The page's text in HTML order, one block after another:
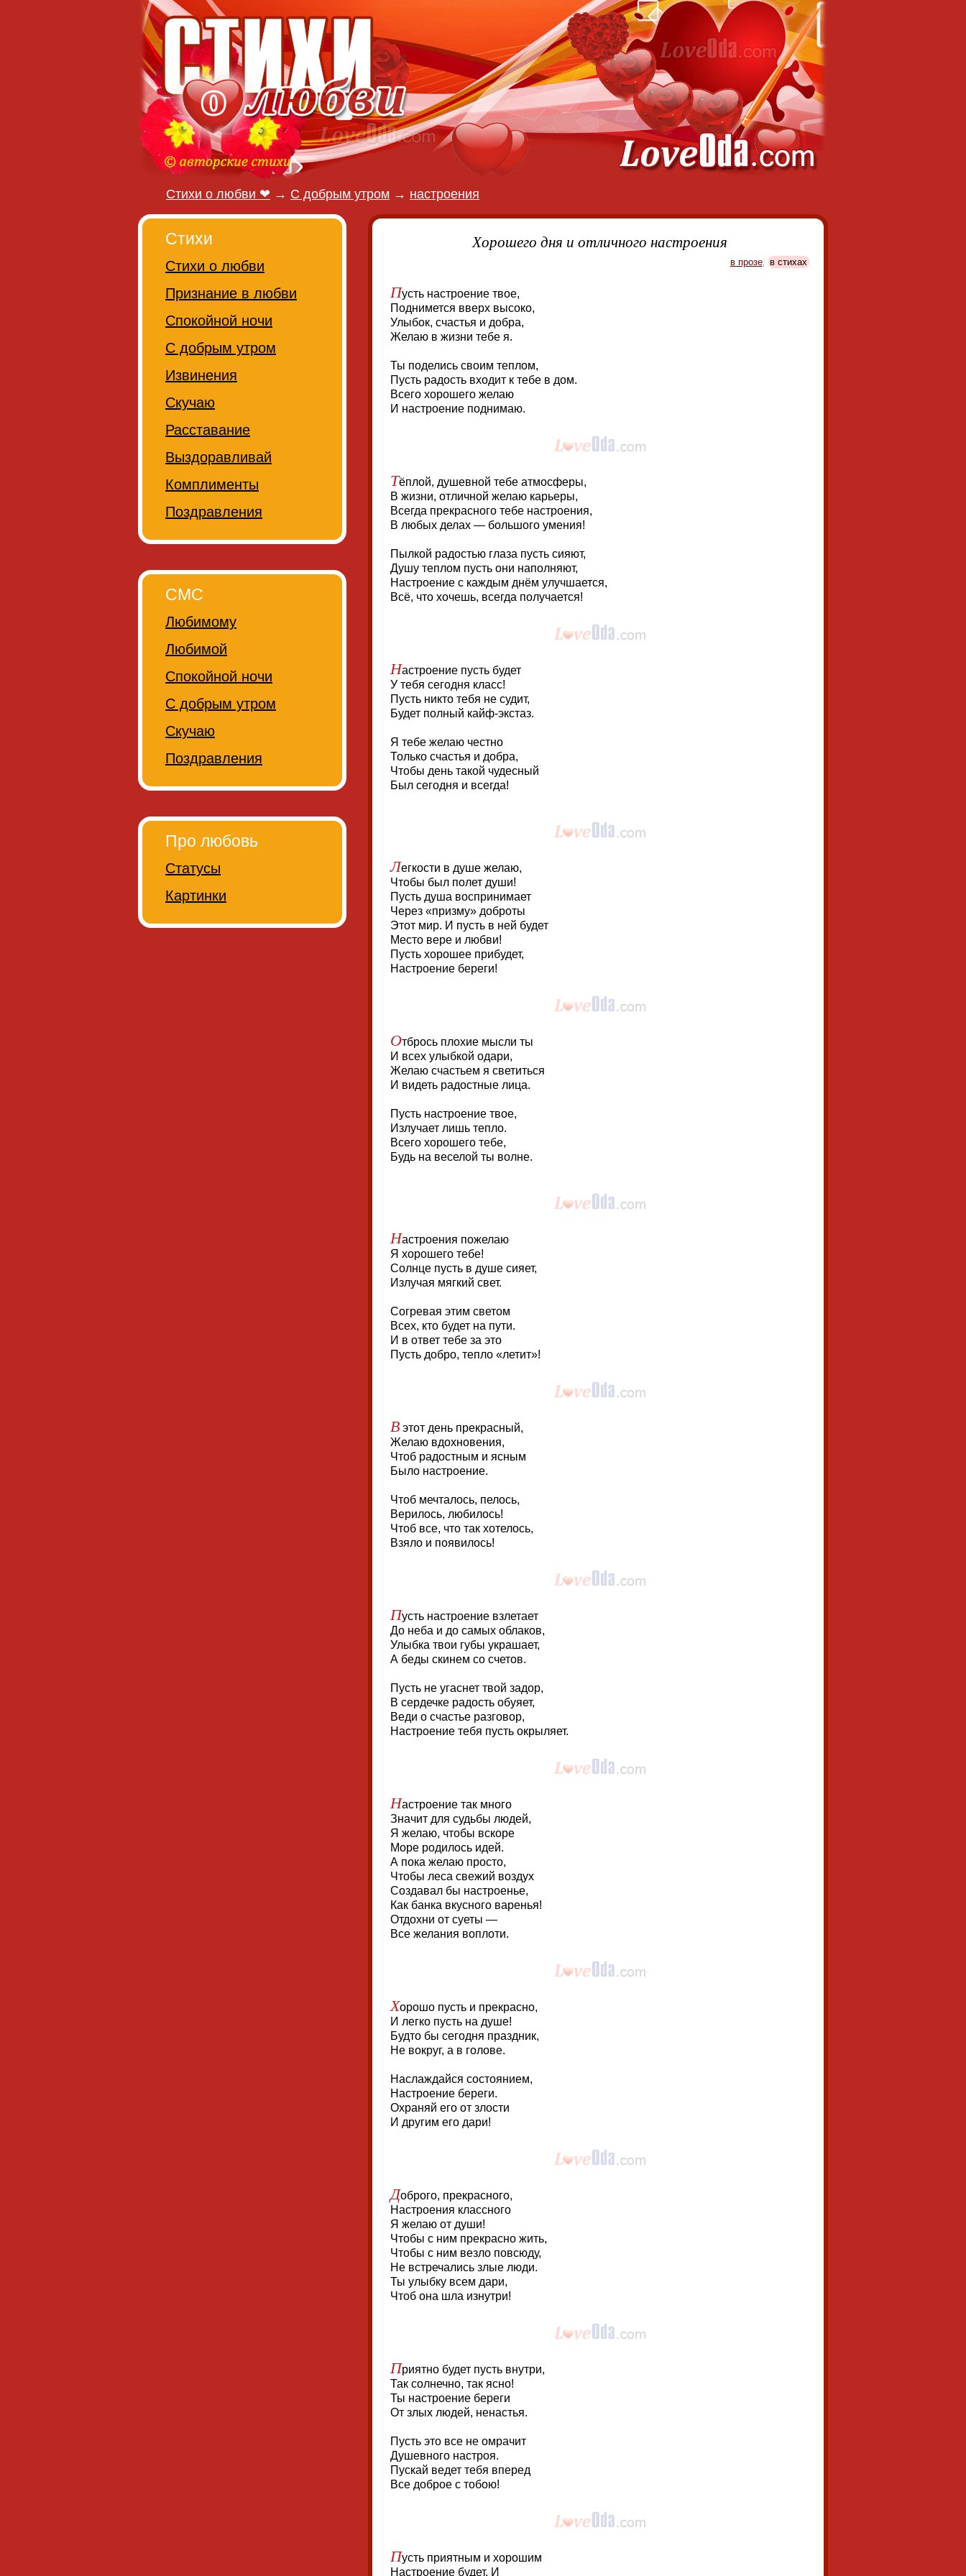
Стихи о любви ❤ → С добрым утром → настроения
Хорошего дня и отличного настроения
в прозе, в стихах
Пусть настроение твое,
Поднимется вверх высоко,
Улыбок, счастья и добра,
Желаю в жизни тебе я.
Ты поделись своим теплом,
Пусть радость входит к тебе в дом.
Всего хорошего желаю
И настроение поднимаю.
Тёплой, душевной тебе атмосферы,
В жизни, отличной желаю карьеры,
Всегда прекрасного тебе настроения,
В любых делах — большого умения!
Пылкой радостью глаза пусть сияют,
Душу теплом пусть они наполняют,
Настроение с каждым днём улучшается,
Всё, что хочешь, всегда получается!
Настроение пусть будет
У тебя сегодня класс!
Пусть никто тебя не судит,
Будет полный кайф-экстаз.
Я тебе желаю честно
Только счастья и добра,
Чтобы день такой чудесный
Был сегодня и всегда!
Легкости в душе желаю,
Чтобы был полет души!
Пусть душа воспринимает
Через «призму» доброты
Этот мир. И пусть в ней будет
Место вере и любви!
Пусть хорошее прибудет,
Настроение береги!
Отбрось плохие мысли ты
И всех улыбкой одари,
Желаю счастьем я светиться
И видеть радостные лица.
Пусть настроение твое,
Излучает лишь тепло.
Всего хорошего тебе,
Будь на веселой ты волне.
Настроения пожелаю
Я хорошего тебе!
Солнце пусть в душе сияет,
Излучая мягкий свет.
Согревая этим светом
Всех, кто будет на пути.
И в ответ тебе за это
Пусть добро, тепло «летит»!
В этот день прекрасный,
Желаю вдохновения,
Чтоб радостным и ясным
Было настроение.
Чтоб мечталось, пелось,
Верилось, любилось!
Чтоб все, что так хотелось,
Взяло и появилось!
Пусть настроение взлетает
До неба и до самых облаков,
Улыбка твои губы украшает,
А беды скинем со счетов.
Пусть не угаснет твой задор,
В сердечке радость обуяет,
Веди о счастье разговор,
Настроение тебя пусть окрыляет.
Настроение так много
Значит для судьбы людей,
Я желаю, чтобы вскоре
Море родилось идей.
А пока желаю просто,
Чтобы леса свежий воздух
Создавал бы настроенье,
Как банка вкусного варенья!
Отдохни от суеты —
Все желания воплоти.
Хорошо пусть и прекрасно,
И легко пусть на душе!
Будто бы сегодня праздник,
Не вокруг, а в голове.
Наслаждайся состоянием,
Настроение береги.
Охраняй его от злости
И другим его дари!
Доброго, прекрасного,
Настроения классного
Я желаю от души!
Чтобы с ним прекрасно жить,
Чтобы с ним везло повсюду,
Не встречались злые люди.
Ты улыбку всем дари,
Чтоб она шла изнутри!
Приятно будет пусть внутри,
Так солнечно, так ясно!
Ты настроение береги
От злых людей, ненастья.
Пусть это все не омрачит
Душевного настроя.
Пускай ведет тебя вперед
Все доброе с тобою!
Пусть приятным и хорошим
Настроение будет. И
Стихи
Стихи о любви
Признание в любви
Спокойной ночи
С добрым утром
Извинения
Скучаю
Расставание
Выздоравливай
Комплименты
Поздравления
СМС
Любимому
Любимой
Спокойной ночи
С добрым утром
Скучаю
Поздравления
Про любовь
Статусы
Картинки